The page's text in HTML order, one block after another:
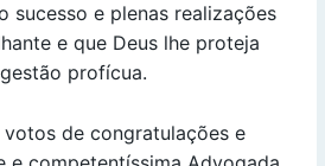
sucesso e plenas realizações
e que Deus lhe proteja
profícua.
de congratulações e